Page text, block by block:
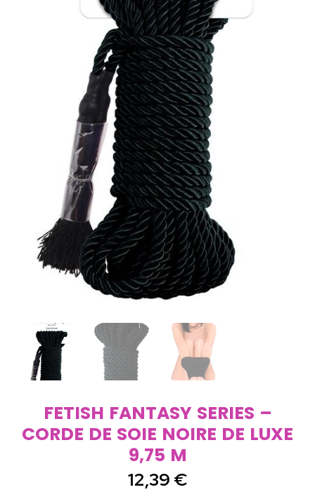
FETISH FANTASY SERIES –
CORDE DE SOIE NOIRE DE LUXE
9,75 M
12,39 €